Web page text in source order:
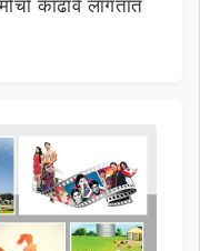
काढावे लागतात